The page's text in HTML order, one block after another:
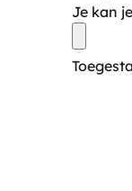
Je kan